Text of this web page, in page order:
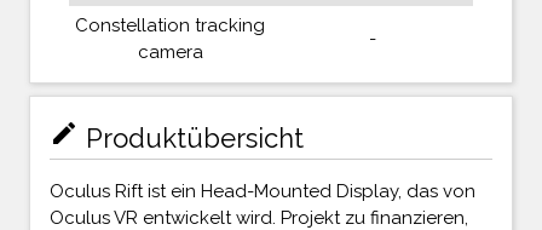
Constellation tracking
camera
-
mode_edit Produktübersicht
Oculus Rift ist ein Head-Mounted Display, das von
Oculus VR entwickelt wird. Projekt zu finanzieren,